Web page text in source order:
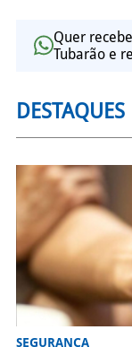
Quer
Tubarão e
DESTAQUES
SEGURANÇA